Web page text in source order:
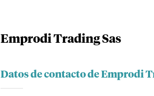
Emprodi Trading Sas
Datos de contacto de Emprodi